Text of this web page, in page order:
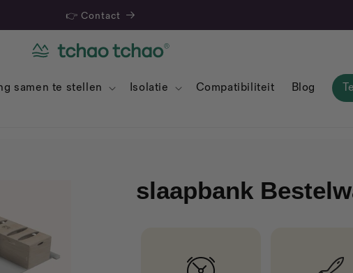
👉 Contact
samen te stellen Isolatie Compatibiliteit Blog
slaapbank